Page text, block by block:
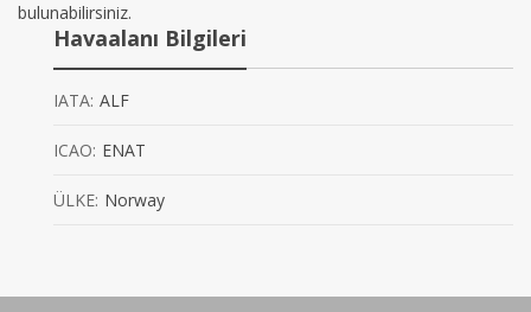
bulunabilirsiniz.
Havaalanı Bilgileri
IATA: ALF
ICAO: ENAT
ÜLKE: Norway